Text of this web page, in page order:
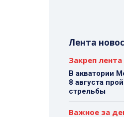
Лента
Закреп
В акватории
8 августа
стрельбы
Важное за